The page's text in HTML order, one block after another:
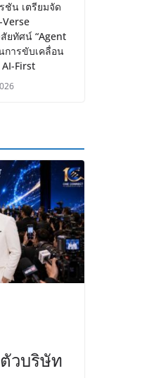
ชัน เตรียมจัด
Verse
สัยทัศน์ “Agent
การขับเคลื่อน
First
วบริษัท